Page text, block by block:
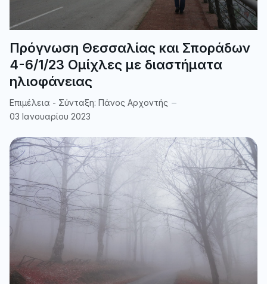
Πρόγνωση Θεσσαλίας και Σποράδων
4-6/1/23 Ομίχλες με διαστήματα
ηλιοφάνειας
Επιμέλεια - Σύνταξη: Πάνος Αρχοντής
03 Ιανουαρίου 2023